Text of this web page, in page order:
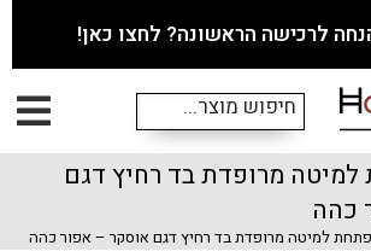
מרופדת בד רחיץ דגם
כהה
למיטה מרופדת בד רחיץ דגם אוסקר – אפור כהה